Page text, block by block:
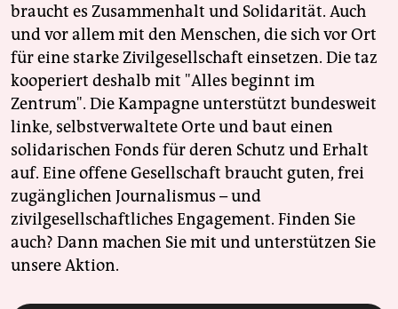
braucht es Zusammenhalt und Solidarität. Auch
und vor allem mit den Menschen, die sich vor Ort
für eine starke Zivilgesellschaft einsetzen. Die taz
kooperiert deshalb mit "Alles beginnt im
Zentrum". Die Kampagne unterstützt bundesweit
linke, selbstverwaltete Orte und baut einen
solidarischen Fonds für deren Schutz und Erhalt
auf. Eine offene Gesellschaft braucht guten, frei
zugänglichen Journalismus – und
zivilgesellschaftliches Engagement. Finden Sie
auch? Dann machen Sie mit und unterstützen Sie
unsere Aktion.